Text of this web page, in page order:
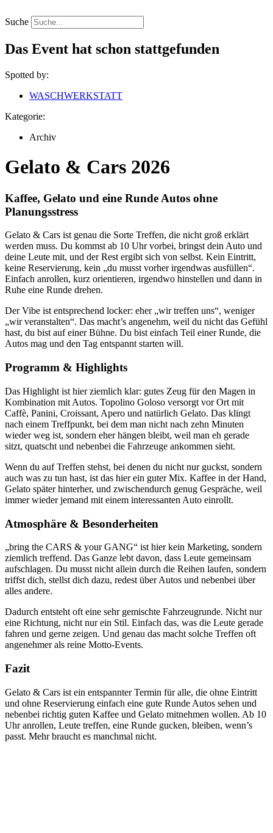
Inhalt
springen
Suche
Das Event hat schon stattgefunden
Spotted by:
WASCHWERKSTATT
Kategorie:
Archiv
Gelato & Cars 2026
Kaffee, Gelato und eine Runde Autos ohne
Planungsstress
Gelato & Cars ist genau die Sorte Treffen, die nicht groß erklärt
werden muss. Du kommst ab 10 Uhr vorbei, bringst dein Auto und
deine Leute mit, und der Rest ergibt sich von selbst. Kein Eintritt,
keine Reservierung, kein „du musst vorher irgendwas ausfüllen“.
Einfach anrollen, kurz orientieren, irgendwo hinstellen und dann in
Ruhe eine Runde drehen.
Der Vibe ist entsprechend locker: eher „wir treffen uns“, weniger
„wir veranstalten“. Das macht’s angenehm, weil du nicht das Gefühl
hast, du bist auf einer Bühne. Du bist einfach Teil einer Runde, die
Autos mag und den Tag entspannt starten will.
Programm & Highlights
Das Highlight ist hier ziemlich klar: gutes Zeug für den Magen in
Kombination mit Autos. Topolino Goloso versorgt vor Ort mit
Caffè, Panini, Croissant, Apero und natürlich Gelato. Das klingt
nach einem Treffpunkt, bei dem man nicht nach zehn Minuten
wieder weg ist, sondern eher hängen bleibt, weil man eh gerade
sitzt, quatscht und nebenbei die Fahrzeuge ankommen sieht.
Wenn du auf Treffen stehst, bei denen du nicht nur guckst, sondern
auch was zu tun hast, ist das hier ein guter Mix. Kaffee in der Hand,
Gelato später hinterher, und zwischendurch genug Gespräche, weil
immer wieder jemand mit einem interessanten Auto einrollt.
Atmosphäre & Besonderheiten
„bring the CARS & your GANG“ ist hier kein Marketing, sondern
ziemlich treffend. Das Ganze lebt davon, dass Leute gemeinsam
aufschlagen. Du musst nicht allein durch die Reihen laufen, sondern
triffst dich, stellst dich dazu, redest über Autos und nebenbei über
alles andere.
Dadurch entsteht oft eine sehr gemischte Fahrzeugrunde. Nicht nur
eine Richtung, nicht nur ein Stil. Einfach das, was die Leute gerade
fahren und gerne zeigen. Und genau das macht solche Treffen oft
angenehmer als reine Motto-Events.
Fazit
Gelato & Cars ist ein entspannter Termin für alle, die ohne Eintritt
und ohne Reservierung einfach eine gute Runde Autos sehen und
nebenbei richtig guten Kaffee und Gelato mitnehmen wollen. Ab 10
Uhr anrollen, Leute treffen, eine Runde gucken, bleiben, wenn’s
passt. Mehr braucht es manchmal nicht.